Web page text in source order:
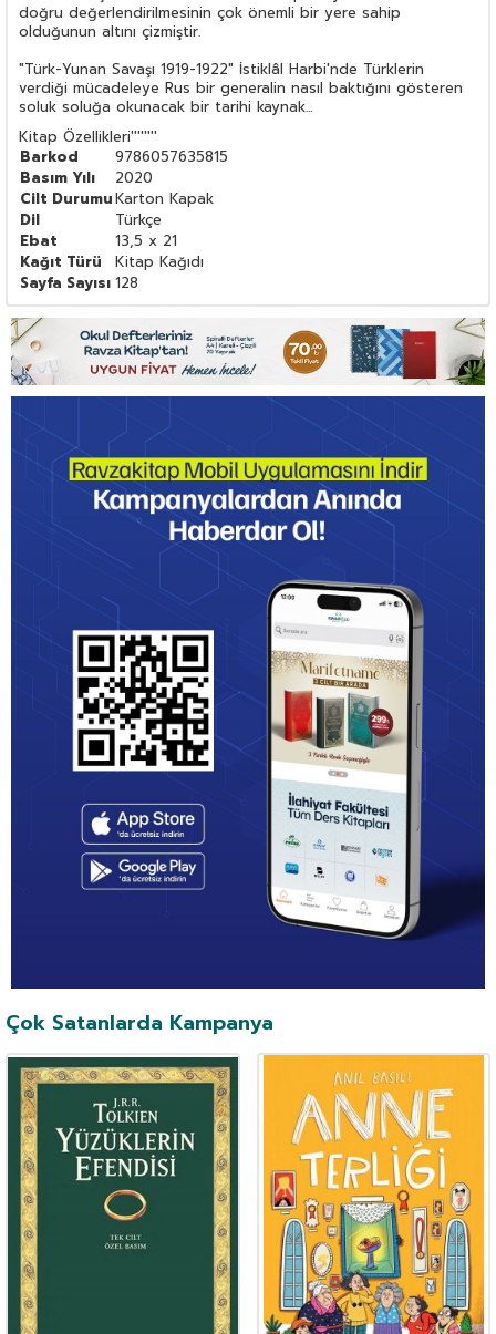
doğru değerlendirilmesinin çok önemli bir yere sahip
olduğunun altını çizmiştir.
"Türk-Yunan Savaşı 1919-1922" İstiklâl Harbi'nde Türklerin
verdiği mücadeleye Rus bir generalin nasıl baktığını gösteren
soluk soluğa okunacak bir tarihi kaynak...
Kitap Özellikleri''''''''
Barkod
9786057635815
Basım Yılı
2020
Cilt DurumuKarton Kapak
Dil
Türkçe
Ebat
13,5 x 21
Kağıt Türü
Kitap Kağıdı
Sayfa Sayısı 128
Çok Satanlarda Kampanya